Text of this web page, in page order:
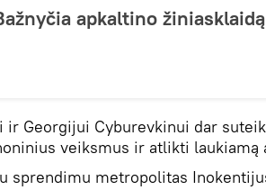
apkaltino žiniasklaidą
Georgijui Cyburevkinui dar
veiksmus ir atlikti laukiamą
sprendimu metropolitas